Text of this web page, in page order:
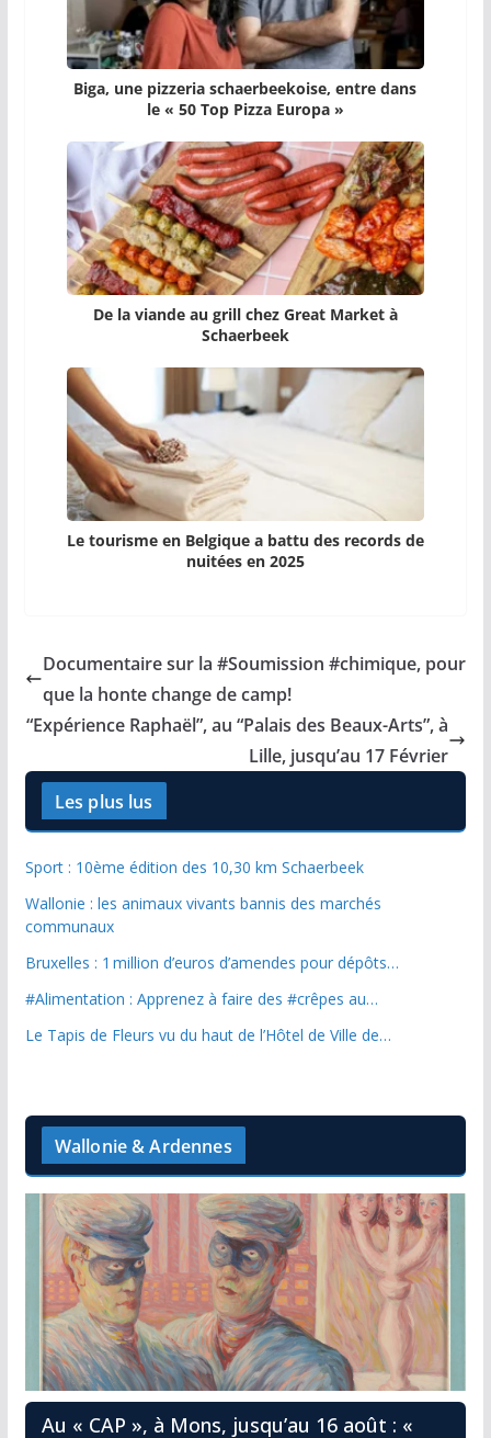
Biga, une pizzeria schaerbeekoise, entre dans
le « 50 Top Pizza Europa »
De la viande au grill chez Great Market à
Schaerbeek
Le tourisme en Belgique a battu des records de
nuitées en 2025
Documentaire sur la #Soumission #chimique, pour
que la honte change de camp!
“Expérience Raphaël”, au “Palais des Beaux-Arts”, à
Lille, jusqu’au 17 Février
Les plus lus
Sport : 10ème édition des 10,30 km Schaerbeek
Wallonie : les animaux vivants bannis des marchés
communaux
Bruxelles : 1 million d’euros d’amendes pour dépôts…
#Alimentation : Apprenez à faire des #crêpes au…
Le Tapis de Fleurs vu du haut de l’Hôtel de Ville de…
Wallonie & Ardennes
Au « CAP », à Mons, jusqu’au 16 août : «